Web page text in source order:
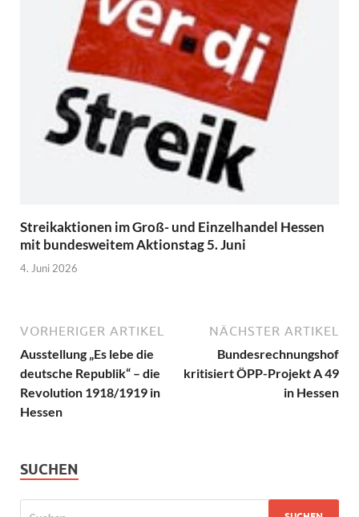
Streikaktionen im Groß- und Einzelhandel Hessen
mit bundesweitem Aktionstag 5. Juni
4. Juni 2026
VORHERIGER ARTIKEL
Ausstellung „Es lebe die
deutsche Republik“ – die
Revolution 1918/1919 in
Hessen
NÄCHSTER ARTIKEL
Bundesrechnungshof
kritisiert ÖPP-Projekt A 49
in Hessen
SUCHEN